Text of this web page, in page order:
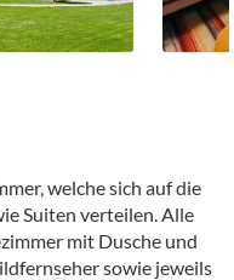
welche sich auf die
Suiten verteilen. Alle
mit Dusche und
sowie jeweils